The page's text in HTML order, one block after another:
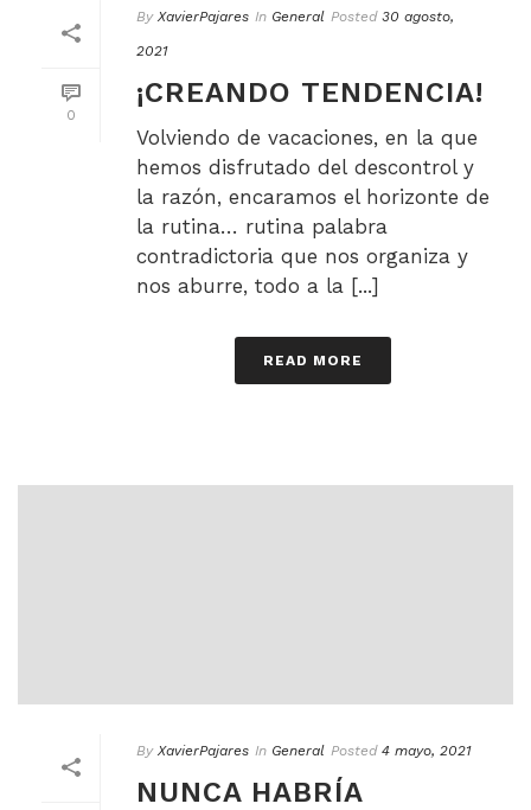
0
By XavierPajares In General Posted 30 agosto,
2021
¡CREANDO TENDENCIA!
Volviendo de vacaciones, en la que
hemos disfrutado del descontrol y
la razón, encaramos el horizonte de
la rutina… rutina palabra
contradictoria que nos organiza y
nos aburre, todo a la [...]
READ MORE
By XavierPajares In General Posted 4 mayo, 2021
NUNCA HABRÍA